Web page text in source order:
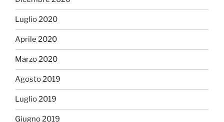
Luglio 2020
Aprile 2020
Marzo 2020
Agosto 2019
Luglio 2019
Giugno 2019